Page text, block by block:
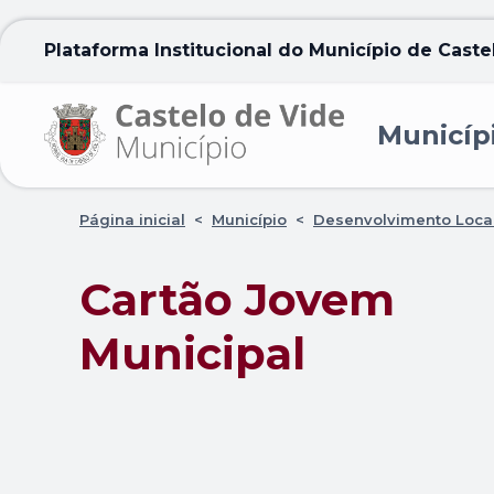
Plataforma Institucional do Município de
Página inicial < Município < Desenvolvimento
Cartão Jovem
Municipal